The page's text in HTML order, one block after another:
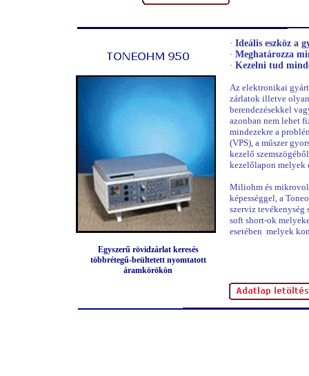
· Ideális eszköz a
· Meghatározza
· Kezelni tud
Az elektronikai
zárlatok illetve
berendezésekkel
azonban nem lehet
mindezekre a
(VPS), a műszer
kezelő
kezelőlapon melyek
Miliohm és
képességgel, a
szerviz tevékenység
soft short-ok
esetében melyek
Egyszerű rövidzárlat keresés
többrétegű-beültetett nyomtatott
áramkörökön